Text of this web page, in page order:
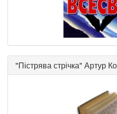
"Пістрява стрічка" Артур